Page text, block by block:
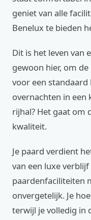
geniet van alle
Benelux te bieden
Dit is het leven van
gewoon hier, om
voor een
overnachten in een
rijhal? Het gaat om
kwaliteit.
Je paard verdient
van een luxe
paardenfaciliteiten
onvergetelijk. Je
terwijl je volledig in